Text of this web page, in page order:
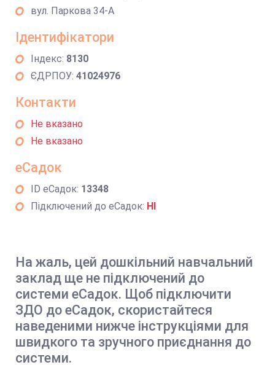
вул. Паркова 34-А
Ідентифікатори
Індекс: 8130
ЄДРПОУ: 41024976
Контакти
Не вказано
Не вказано
еСадок
ID еСадок: 13348
Підключений до еСадок: НІ
На жаль, цей дошкільний навчальний
заклад ще не підключений до
системи еСадок. Щоб підключити
ЗДО до еСадок, скористайтеся
наведеними нижче інструкціями для
швидкого та зручного приєднання до
системи.